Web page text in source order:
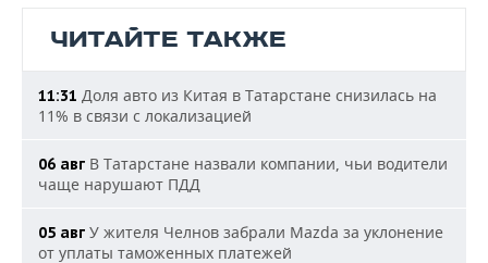
ЧИТАЙТЕ ТАКЖЕ
11:31 Доля авто из Китая в Татарстане снизилась на
11% в связи с локализацией
06 авг В Татарстане назвали компании, чьи водители
чаще нарушают ПДД
05 авг У жителя Челнов забрали Mazda за уклонение
от уплаты таможенных платежей